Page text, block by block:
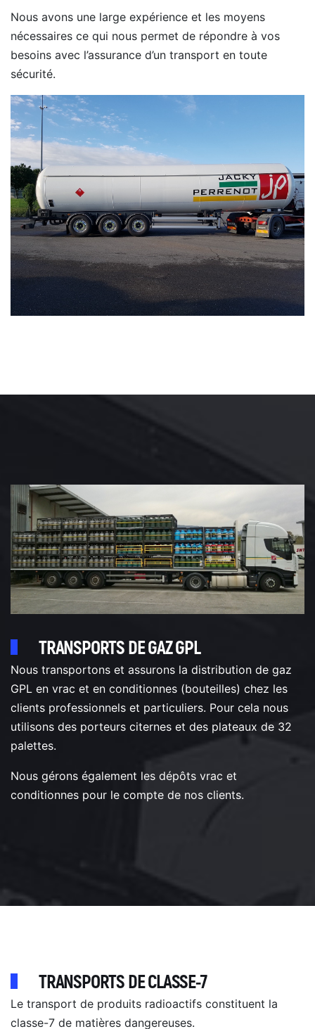
Nous avons une large expérience et les moyens
nécessaires ce qui nous permet de répondre à vos
besoins avec l’assurance d’un transport en toute
sécurité.
TRANSPORTS DE GAZ GPL
Nous transportons et assurons la distribution de gaz
GPL en vrac et en conditionnes (bouteilles) chez les
clients professionnels et particuliers. Pour cela nous
utilisons des porteurs citernes et des plateaux de 32
palettes.
Nous gérons également les dépôts vrac et
conditionnes pour le compte de nos clients.
TRANSPORTS DE CLASSE-7
Le transport de produits radioactifs constituent la
classe-7 de matières dangereuses.